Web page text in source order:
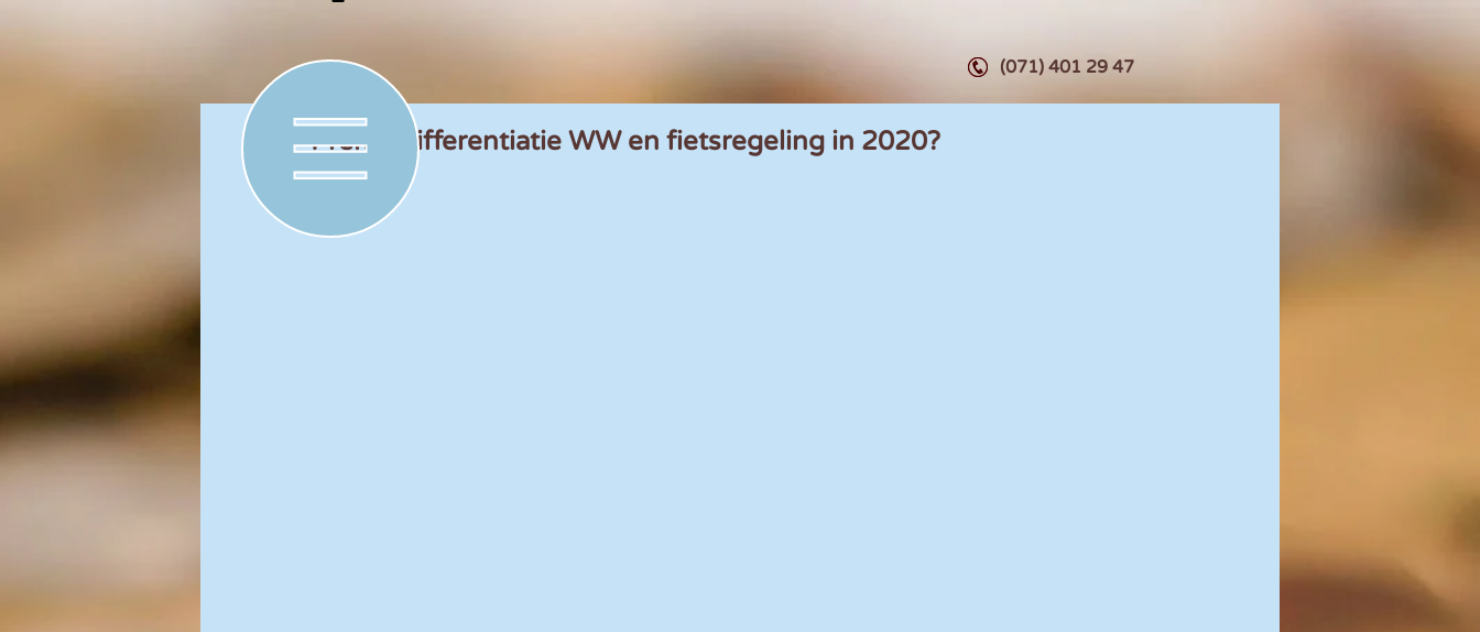
(071) 401 29 47
Premiedifferentiatie WW en fietsregeling in 2020?